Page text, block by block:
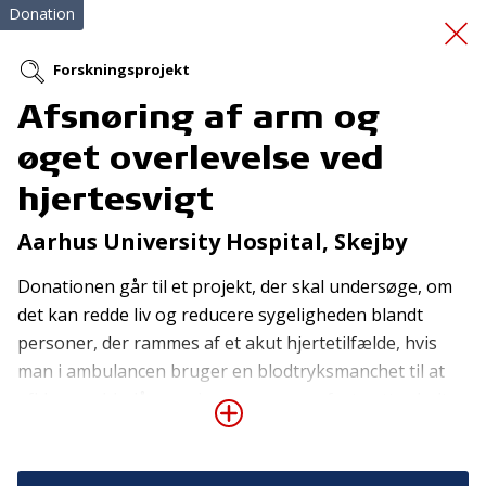
Videre med håbet
Donation
Forskningsprojekt
Afsnøring af arm og
øget overlevelse ved
hjertesvigt
Aarhus University Hospital, Skejby
Donationen går til et projekt, der skal undersøge, om
det kan redde liv og reducere sygeligheden blandt
personer, der rammes af et akut hjertetilfælde, hvis
man i ambulancen bruger en blodtryksmanchet til at
afklemme blodårerne i overarmen og fortsætter helt
frem til operationsbordet på hospitalet. Denne form
Tilmeld nyhedsbrev
De seneste nyheder om TrygFondens og TryghedsGruppens
aktiviteter direkte i din indbakke.